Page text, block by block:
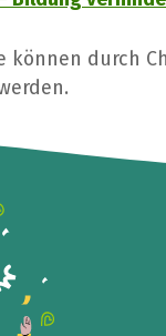
können durch